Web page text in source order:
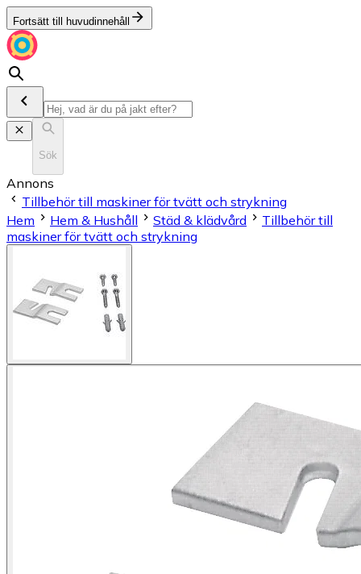
Fortsätt till huvudinnehåll
Sök
Annons
Tillbehör till maskiner för tvätt och strykning
Hem
Hem & Hushåll Städ & klädvård
Tillbehör till
maskiner för tvätt och strykning